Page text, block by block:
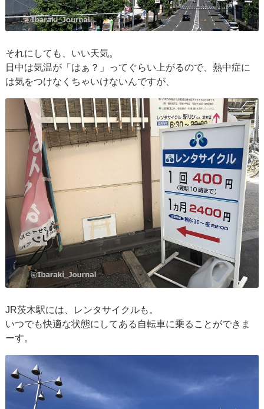
それにしても、いい天気。
日中は気温が「はぁ？」ってぐらい上がるので、熱中症に
は気をつけなくちゃいけないんですが、
JR茨木駅には、レンタサイクルも。
いつでも快適な状態にしてある自転車に乗ることができま
ーす。